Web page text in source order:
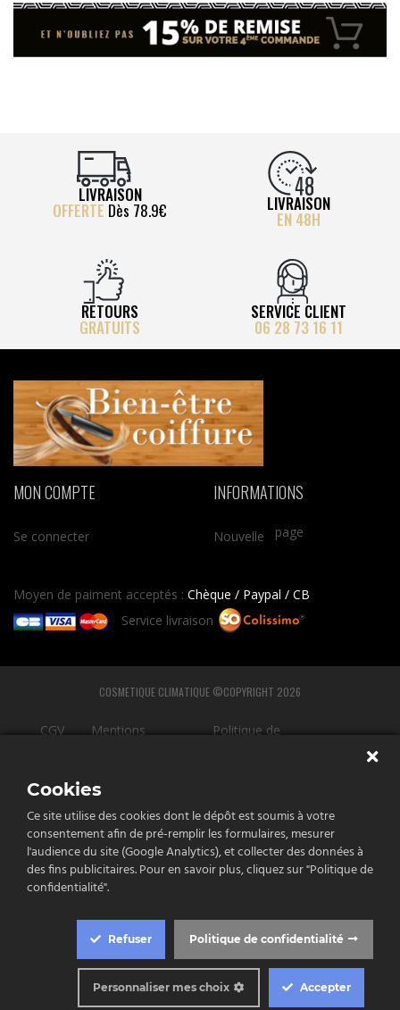
LIVRAISON
OFFERTE Dès 78.9€ LIVRAISON
EN 48H
RETOURS
GRATUITS
SERVICE CLIENT
06 28 73 16 11
MON COMPTE
Se connecter
INFORMATIONS
Nouvelle page
Moyen de paiment acceptés : Chèque / Paypal / CB
Service livraison
COSMETIQUE CLIMATIQUE ©COPYRIGHT 2026
CGV
Mentions
Politique de
Cookies
Ce site utilise des cookies dont le dépôt est soumis à votre
consentement afin de pré-remplir les formulaires, mesurer
l'audience du site (Google Analytics), et collecter des données à
des fins publicitaires. Pour en savoir plus, cliquez sur "Politique de
confidentialité".
Politique de confidentialité
Refuser
Accepter
Personnaliser mes choix